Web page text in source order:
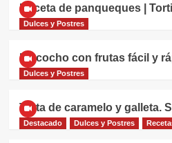
Receta de panqueques |
Dulces y Postres
Bizcocho con frutas fácil y
Dulces y Postres
Tarta de caramelo y galleta.
Destacado Dulces y Postres